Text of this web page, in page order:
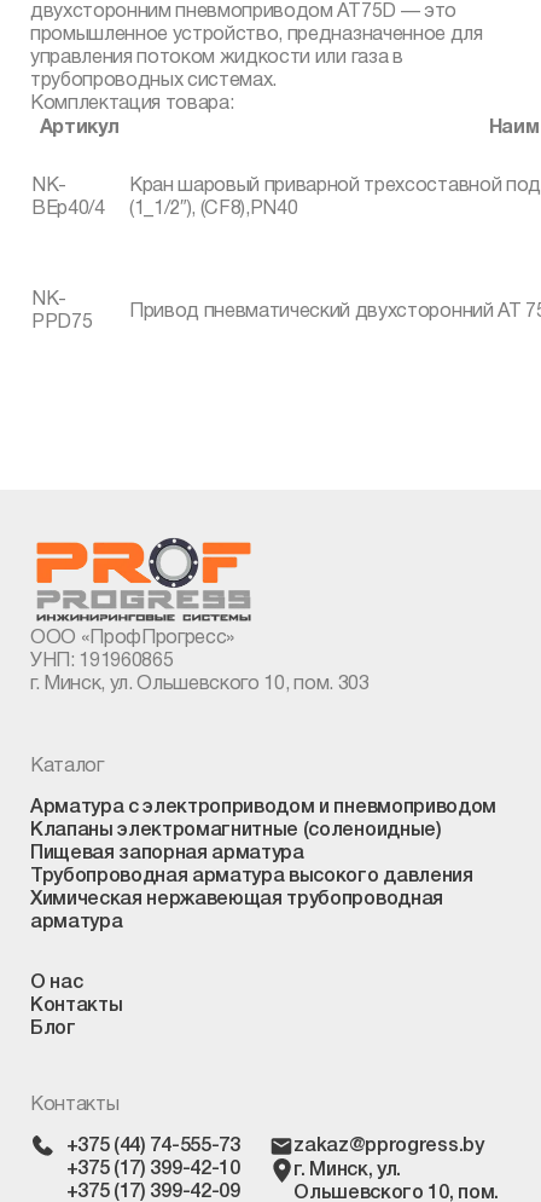
двухсторонним пневмоприводом AT75D — это
промышленное устройство, предназначенное для
управления потоком жидкости или газа в
трубопроводных системах.
Комплектация товара:
Артикул
NK-
BEp40/4
Кран шаровый приварной трехсоставной
(1_1/2″), (CF8),PN40
NK-
PPD75
Привод пневматический двухсторонний AT
ООО «ПрофПрогресс»
УНП: 191960865
г. Минск, ул. Ольшевского 10, пом. 303
Каталог
Арматура с электроприводом и пневмоприводом
Клапаны электромагнитные (соленоидные)
Пищевая запорная арматура
Трубопроводная арматура высокого давления
Химическая нержавеющая трубопроводная
арматура
О нас
Контакты
Блог
Контакты
+375 (44) 74-555-73
+375 (17) 399-42-10
+375 (17) 399-42-09
zakaz@pprogress.by
г. Минск, ул.
Ольшевского 10, пом.